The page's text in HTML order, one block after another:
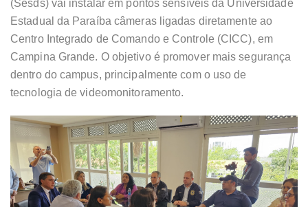
(Sesds) vai instalar em pontos sensíveis da Universidade
Estadual da Paraíba câmeras ligadas diretamente ao
Centro Integrado de Comando e Controle (CICC), em
Campina Grande. O objetivo é promover mais segurança
dentro do campus, principalmente com o uso de
tecnologia de videomonitoramento.